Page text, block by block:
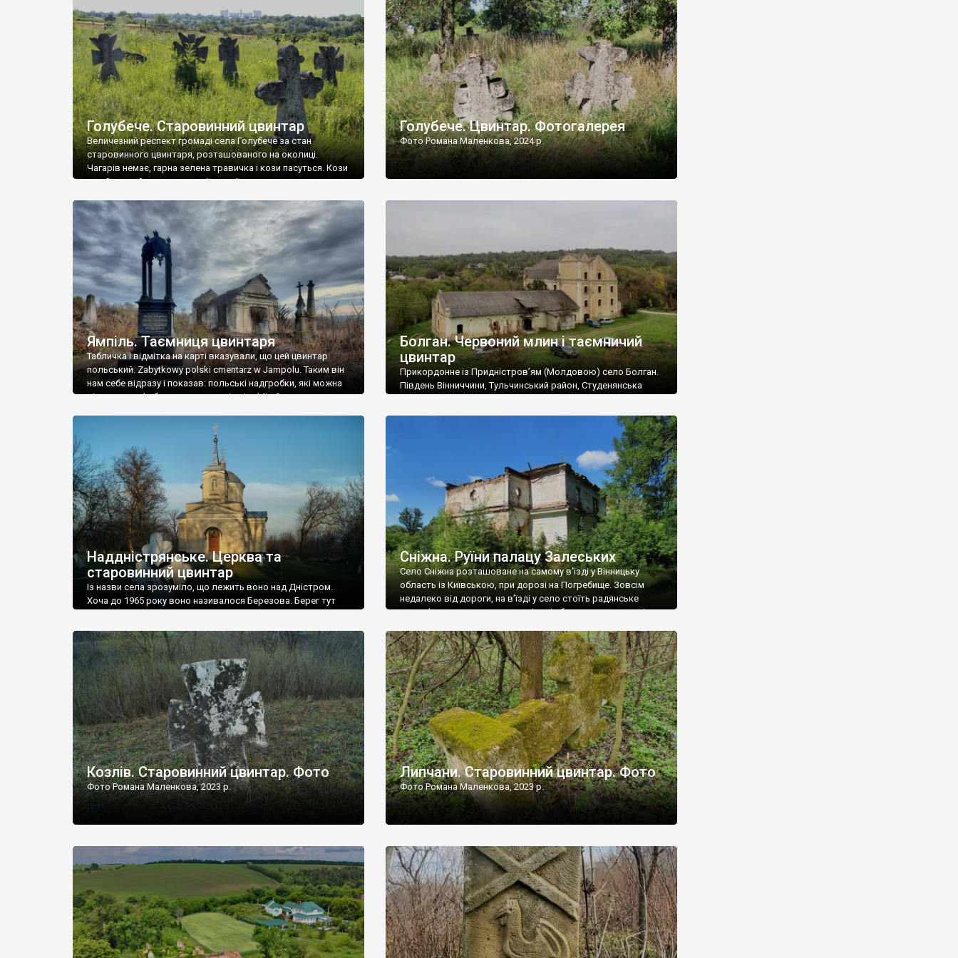
[…]
Голубече. Старовинний цвинтар
Величезний респект громаді села Голубече за стан
старовинного цвинтаря, розташованого на околиці.
Чагарів немає, гарна зелена травичка і кози пасуться. Кози
– найкращий регулятор шкідливої, для старих кладовищ,
бруньками, кози ті бруньки обгризають, бо то улюблений
делікатес. На цвинтарі у Голубечому ціла колекція
різноманітних форм хрестів. Село відносно невелике, […]
Голубече. Цвинтар. Фотогалерея
Фото Романа Маленкова, 2024 р.
Ямпіль. Таємниця цвинтаря
Табличка і відмітка на карті вказували, що цей цвинтар
польський. Zabytkowy polski cmentarz w Jampolu. Таким він
нам себе відразу і показав: польські надгробки, які можна
віднести до фабричних, польські епітафії… Загалом цвинтар
виявилося більше семи гектарів. Перше враження про
абсолютну звичайність польського цвинтаря виявилося
оманливим – […]
Болган. Червоний млин і таємничий
цвинтар
Прикордонне із Придністров’ям (Молдовою) село Болган.
Південь Вінниччини, Тульчинський район, Студенянська
старовинний цвинтар із кам’яними хрестами. Всі епітафії, які
збереглися, написані кирилицею, церковнослов’янською
мовою. За всіма традиційними ознаками – цвинтар
український. Хрести датуються 19 століттям. У 1924-1940
роках Болган […]
Наддністрянське. Церква та
старовинний цвинтар
Із назви села зрозуміло, що лежить воно над Дністром.
Хоча до 1965 року воно називалося Березова. Берег тут
Наддністрянське відрізняється від більшості навколишніх
сіл. У селі є мурована Михайлівська церква. Точної дати […]
Сніжна. Руїни палацу Залеських
Село Сніжна розташоване на самому в’їзді у Вінницьку
область із Київською, при дорозі на Погребище. Зовсім
недалеко від дороги, на в’їзді у село стоїть радянське
рельєфне пано, яке показує жінку і яблуню, а трохи далі,
дороги їх не видно, але видно дві стареньких колії у траві –
[…]
Козлів. Старовинний цвинтар. Фото
Фото Романа Маленкова, 2023 р.
Липчани. Старовинний цвинтар. Фото
Фото Романа Маленкова, 2023 р.